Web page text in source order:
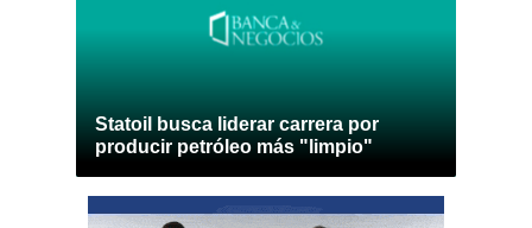
Statoil busca liderar carrera por
producir petróleo más "limpio"